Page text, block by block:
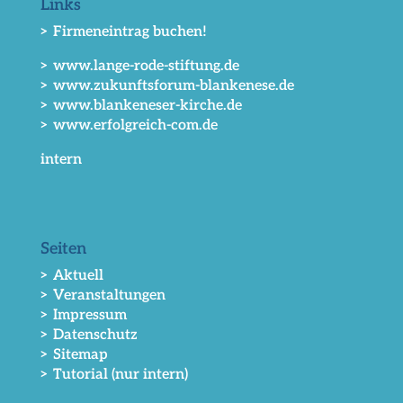
Links
> Firmeneintrag buchen!
> www.lange-rode-stiftung.de
> www.zukunftsforum-blankenese.de
> www.blankeneser-kirche.de
> www.erfolgreich-com.de
intern
Seiten
> Aktuell
> Veranstaltungen
> Impressum
> Datenschutz
> Sitemap
> Tutorial (nur intern)